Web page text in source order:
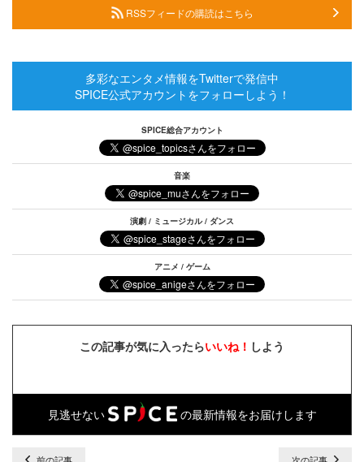
RSSフィードの購読はこちら
多彩なエンタメ情報をTwitterで発信中
SPICE公式アカウントをフォローしよう！
SPICE総合アカウント
音楽
演劇 / ミュージカル / ダンス
アニメ / ゲーム
この記事が気に入ったらいいね！ しよう
見逃せない の最新情報をお届けします
前の記事 次の記事